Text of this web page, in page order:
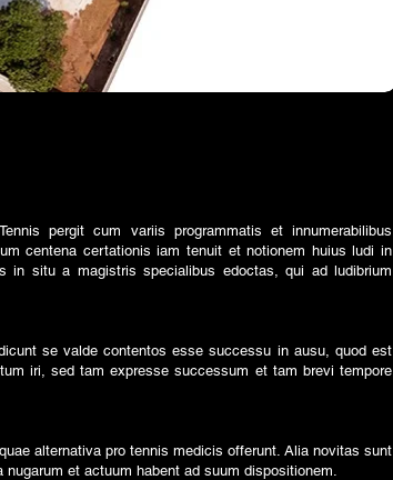
pergit cum variis programmatis et innumerabilibus
centena certationis iam tenuit et notionem huius ludi in
in situ a magistris specialibus edoctas, qui ad ludibrium
se valde contentos esse successu in ausu, quod est
iri, sed tam expresse successum et tam brevi tempore
alternativa pro tennis medicis offerunt. Alia novitas sunt
et actuum habent ad suum dispositionem.